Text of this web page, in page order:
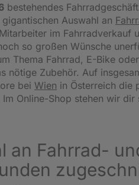
bestehendes
Auswahl an
im Fahrradverkauf
so großen Wünsche
Thema Fahrrad, E-Bike
nötige Zubehör. Auf
bei Wien in Österreich die
Online-Shop stehen wir
an Fahrrad-